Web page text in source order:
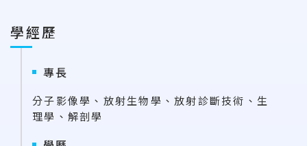
學經歷
專長
分子影像學、放射生物學、放射診斷技術、生
理學、解剖學